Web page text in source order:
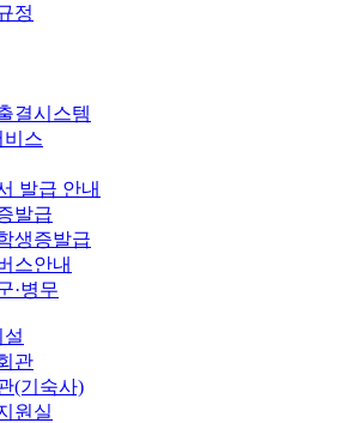
정
결시스템
비스
발급 안내
발급
생증발급
스안내
·병무
관
(기숙사)
원실